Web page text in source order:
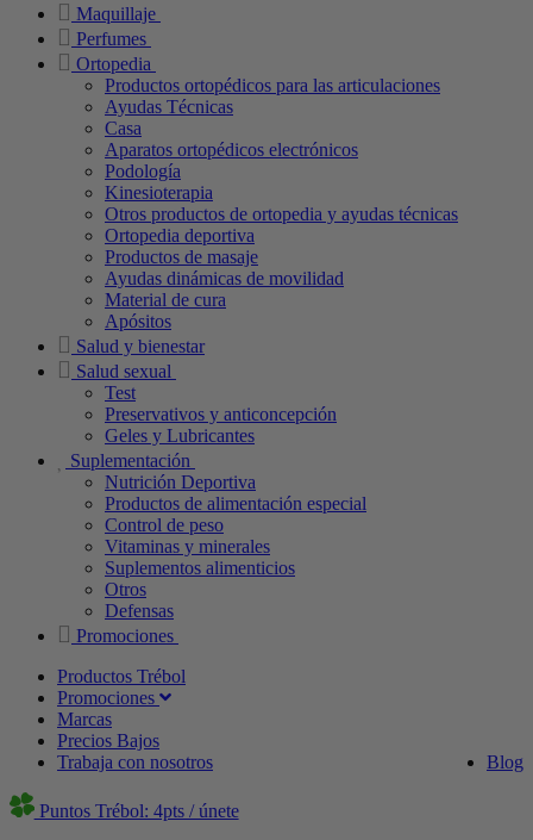
Maquillaje
Perfumes
Ortopedia
Productos ortopédicos para las articulaciones
Ayudas Técnicas
Casa
Aparatos ortopédicos electrónicos
Podología
Kinesioterapia
Otros productos de ortopedia y ayudas técnicas
Ortopedia deportiva
Productos de masaje
Ayudas dinámicas de movilidad
Material de cura
Apósitos
Salud y bienestar
Salud sexual
Test
Preservativos y anticoncepción
Geles y Lubricantes
Suplementación
Nutrición Deportiva
Productos de alimentación especial
Control de peso
Vitaminas y minerales
Suplementos alimenticios
Otros
Defensas
Promociones
Productos Trébol
Promociones
Marcas
Precios Bajos
Blog
Trabaja con nosotros
Puntos Trébol: 4pts / únete